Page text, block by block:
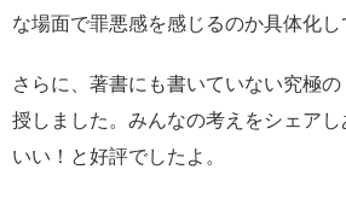
な場面で罪悪感を感じるのか具体化し
さらに、著書にも書いていない究極
授しました。みんなの考えをシェア
いい！と好評でしたよ。